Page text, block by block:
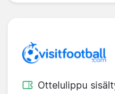
Ottelulippu